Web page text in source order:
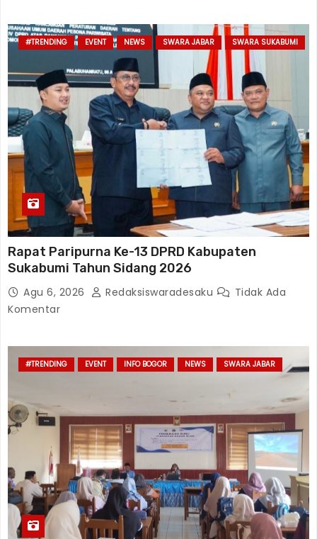
#TRENDING EVENT NEWS SWARA JABAR SWARA SUKABUMI
Rapat Paripurna Ke-13 DPRD Kabupaten
Sukabumi Tahun Sidang 2026
Agu 6, 2026 Redaksiswaradesaku
Tidak Ada
Komentar
#TRENDING EVENT INFO BOGOR NEWS SWARA JABAR